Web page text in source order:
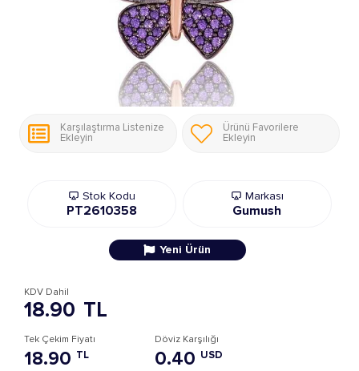
Karşılaştırma Listenize
Ekleyin
Ürünü Favorilere
Ekleyin
Stok Kodu
PT2610358
Markası
Gumush
Yeni Ürün
18.90 TL
KDV Dahil
Tek Çekim Fiyatı
18.90 TL
Döviz Karşılığı
0.40 USD